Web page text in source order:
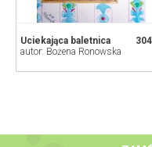
Uciekająca baletnica
autor: Bożena Ronowska